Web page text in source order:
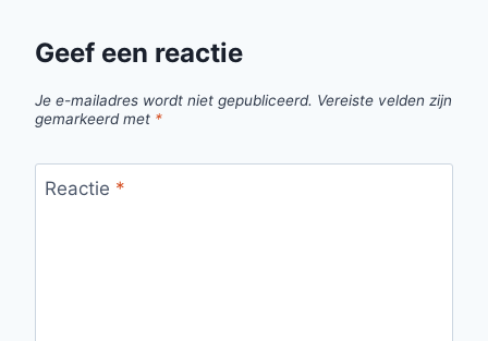
Geef een reactie
Je e-mailadres wordt niet gepubliceerd. Vereiste velden zijn
gemarkeerd met *
Reactie *